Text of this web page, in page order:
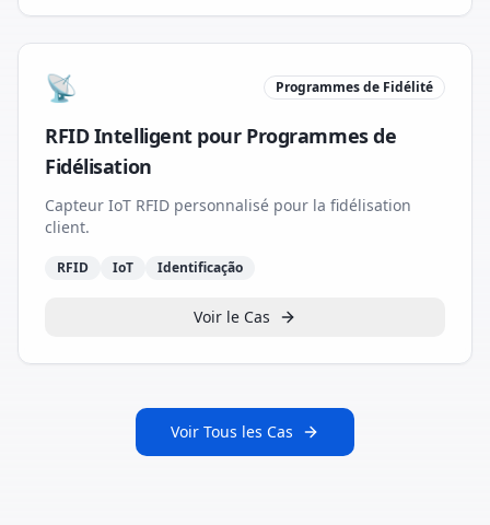
📡 Programmes de Fidélité
RFID Intelligent pour Programmes de
Fidélisation
Capteur IoT RFID personnalisé pour la fidélisation
client.
RFID IoT Identificação
Voir le Cas
Voir Tous les Cas